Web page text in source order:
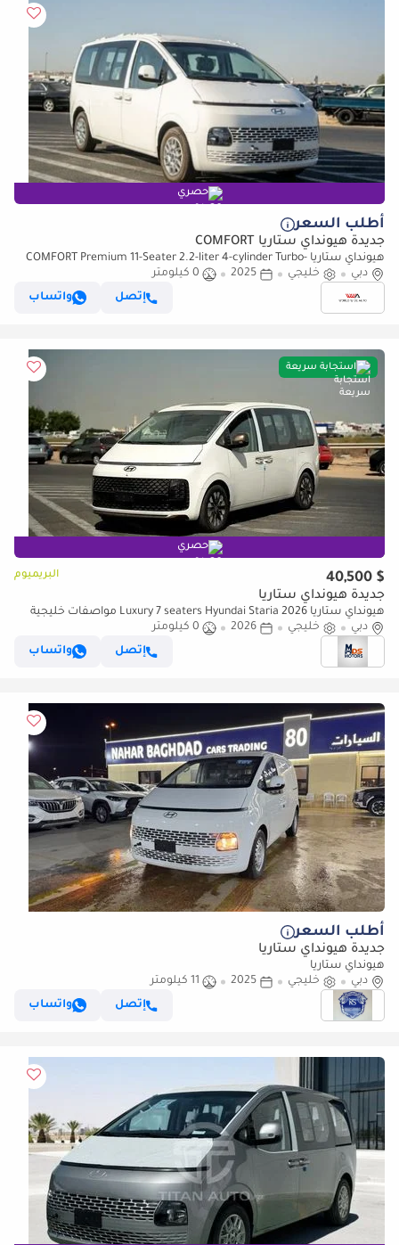
حصري
أطلب السعر
جديدة هيونداي ستاريا COMFORT
هيونداي ستاريا COMFORT Premium 11-Seater 2.2-liter 4-cylinder Turbo-
charged Diesel 2024YM
دبي خليجي 2025
0 كيلومتر
إتصل
واتساب
استجابة سريعة
حصري
$ 40,500 البريميوم
جديدة هيونداي ستاريا
هيونداي ستاريا Luxury 7 seaters Hyundai Staria 2026 مواصفات خليجية
دبي
خليجي 2026
0 كيلومتر
إتصل
واتساب
أطلب السعر
جديدة هيونداي ستاريا
هيونداي ستاريا
دبي
خليجي 2025
11 كيلومتر
إتصل
واتساب